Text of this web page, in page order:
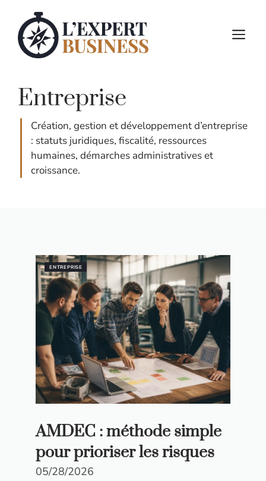
contenu
Entreprise
Création, gestion et développement d’entreprise
: statuts juridiques, fiscalité, ressources
humaines, démarches administratives et
croissance.
ENTREPRISE
AMDEC : méthode simple
pour prioriser les risques
05/28/2026